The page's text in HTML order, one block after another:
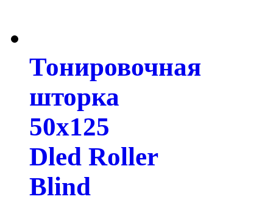
Тонировочная
шторка
50х125
Dled Roller
Blind